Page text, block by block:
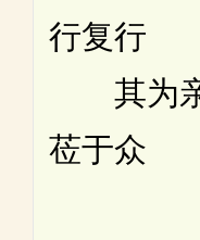
行复行
其为
莅于众